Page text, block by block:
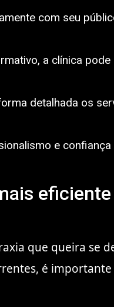
com seu
a clínica
detalhada os
e confiança
que queira se
é